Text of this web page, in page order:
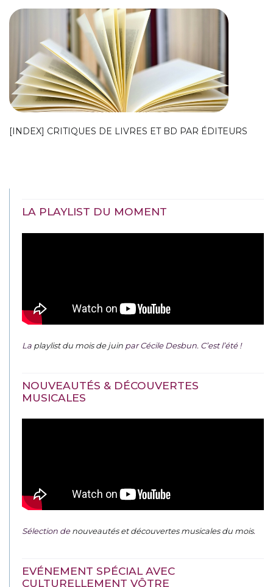
[INDEX] CRITIQUES DE LIVRES ET BD PAR ÉDITEURS
LA PLAYLIST DU MOMENT
La playlist du mois de juin par Cécile Desbun. C’est l’été !
NOUVEAUTÉS & DÉCOUVERTES
MUSICALES
Sélection denouveautés et découvertes musicales du mois.
EVÉNEMENT SPÉCIAL AVEC
CULTURELLEMENT VÔTRE